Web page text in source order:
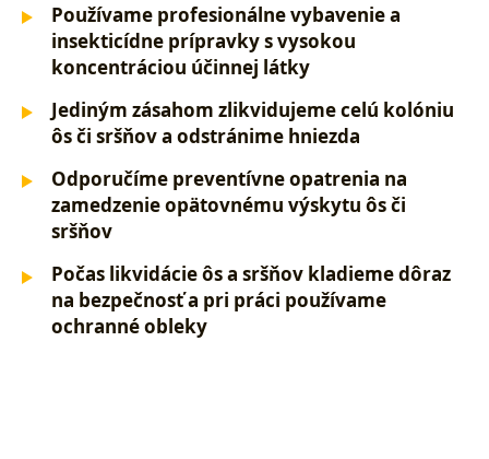
Používame profesionálne vybavenie a
insekticídne prípravky s vysokou
koncentráciou účinnej látky
Jediným zásahom zlikvidujeme celú kolóniu
ôs či sršňov a odstránime hniezda
Odporučíme preventívne opatrenia na
zamedzenie opätovnému výskytu ôs či
sršňov
Počas likvidácie ôs a sršňov kladieme dôraz
na bezpečnosť a pri práci používame
ochranné obleky